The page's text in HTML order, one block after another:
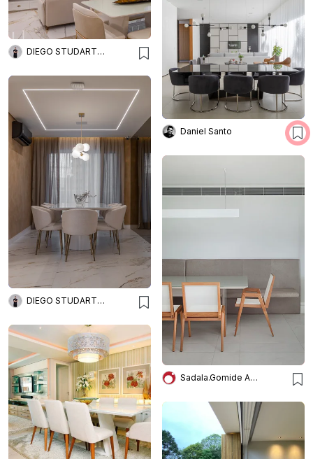
DIEGO STUDART ARQUITETURA
Daniel Santo
DIEGO STUDART ARQUITETURA
Sadala.Gomide Arquitetura